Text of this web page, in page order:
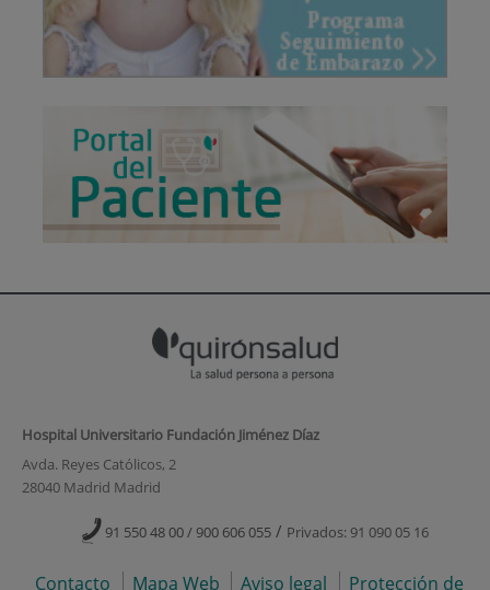
Hospital Universitario Fundación Jiménez Díaz
Avda. Reyes Católicos, 2
28040 Madrid Madrid
91 550 48 00 / 900 606 055 / Privados: 91 090 05 16
Contacto Mapa Web Aviso legal Protección de